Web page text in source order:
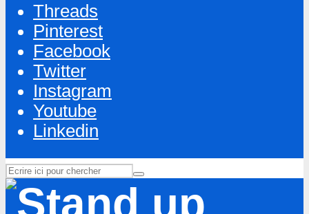
Threads
Pinterest
Facebook
Twitter
Instagram
Youtube
Linkedin